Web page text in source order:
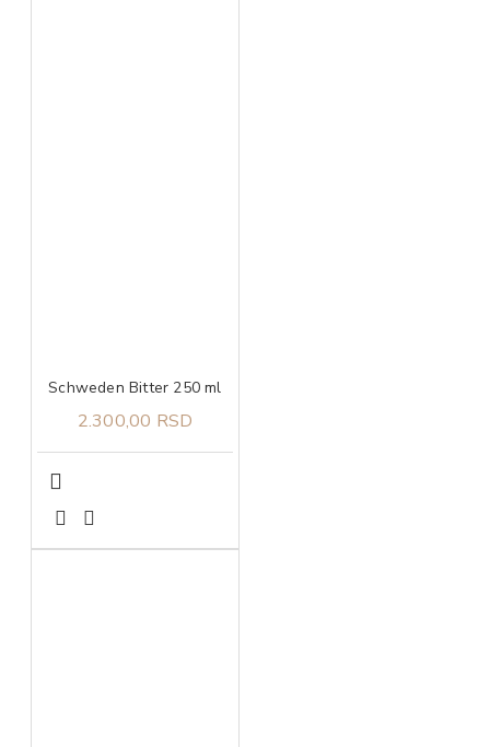
Schweden Bitter 250 ml
2.300,00 RSD